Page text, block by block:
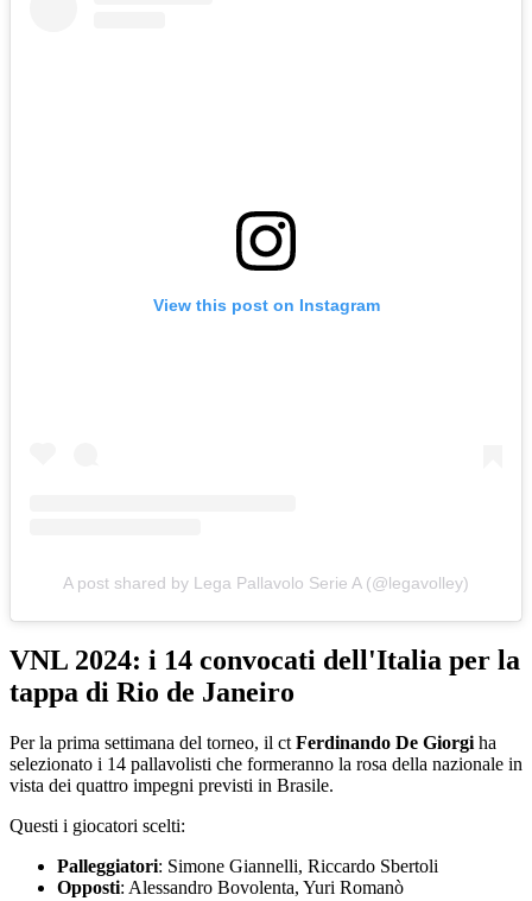
View this post on Instagram
A post shared by Lega Pallavolo Serie A (@legavolley)
VNL 2024: i 14 convocati dell'Italia per la
tappa di Rio de Janeiro
Per la prima settimana del torneo, il ct Ferdinando De Giorgi ha
selezionato i 14 pallavolisti che formeranno la rosa della nazionale in
vista dei quattro impegni previsti in Brasile.
Questi i giocatori scelti:
Palleggiatori: Simone Giannelli, Riccardo Sbertoli
Opposti: Alessandro Bovolenta, Yuri Romanò